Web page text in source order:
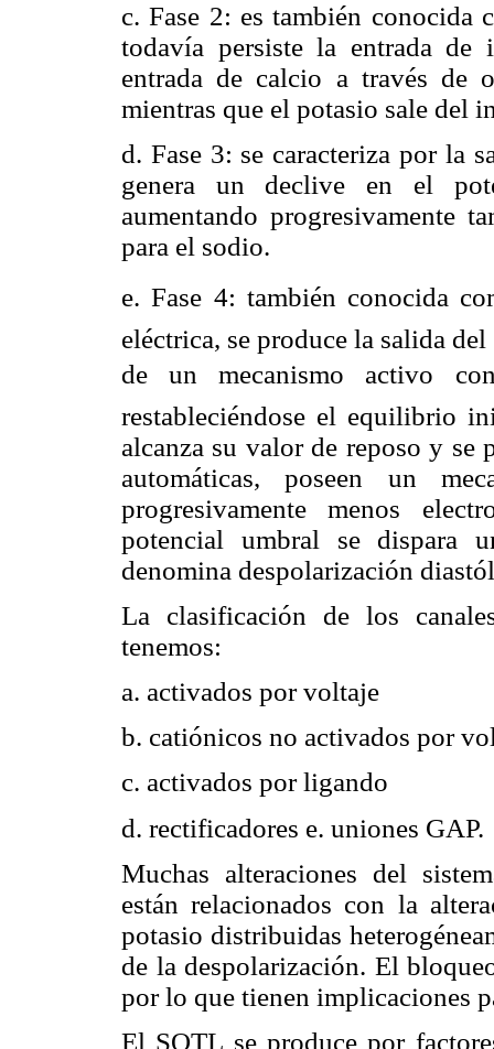
c. Fase 2: es también conocida
todavía persiste la entrada
entrada de calcio a través de
mientras que el potasio sale del
d. Fase 3: se caracteriza por la
genera un declive en el
aumentando progresivamente
para el sodio.
e. Fase 4: también conocida
eléctrica, se produce la salida
de un mecanismo activo
restableciéndose el equilibrio
alcanza su valor de reposo y se
automáticas, poseen un
progresivamente menos
potencial umbral se dispara
denomina despolarización
La clasificación de los
tenemos:
a. activados por voltaje
b. catiónicos no activados por
c. activados por ligando
d. rectificadores e. uniones GAP.
Muchas alteraciones del
están relacionados con la
potasio distribuidas
de la despolarización. El
por lo que tienen implicaciones
El SQTL se produce por